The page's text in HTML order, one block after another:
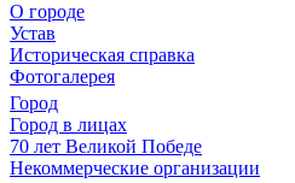
О городе
Устав
Историческая справка
Фотогалерея
Город
Город в лицах
70 лет Великой Победе
Некоммерческие организации